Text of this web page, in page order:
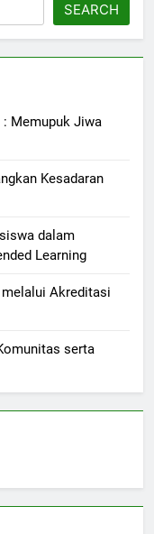
SEARCH
Memupuk Jiwa
Kesadaran
dalam
Learning
Akreditasi
serta